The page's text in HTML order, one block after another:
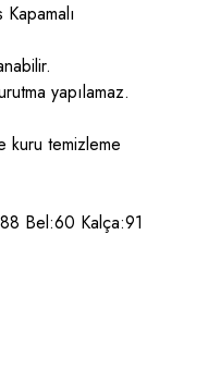
yapılamaz.
kuru temizleme
Bel:60 Kalça:91